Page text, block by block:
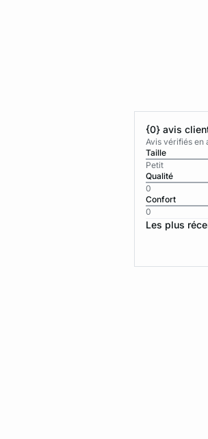
{0} avis
Avis vérifiés en
Taille
Petit
Qualité
0
Confort
0
Les plus